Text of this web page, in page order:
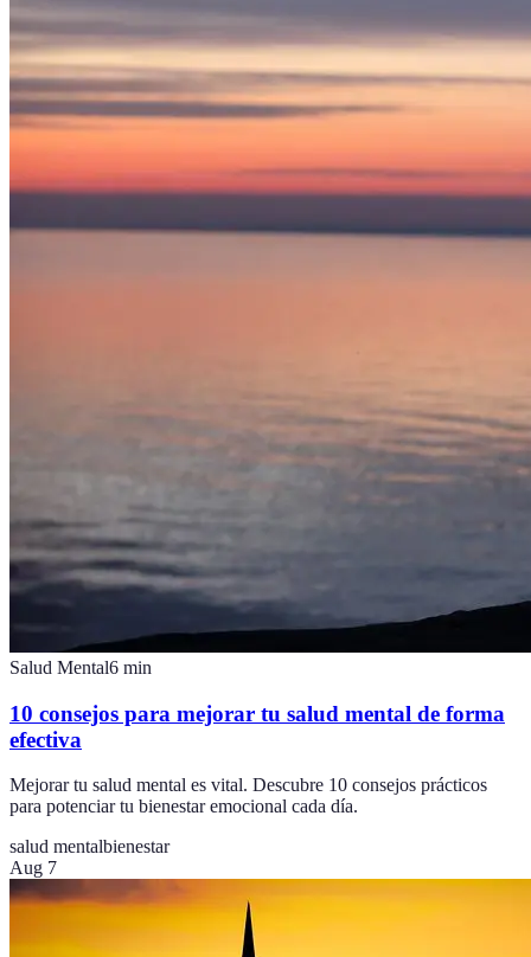
Salud Mental6 min
10 consejos para mejorar tu salud mental de forma
efectiva
Mejorar tu salud mental es vital. Descubre 10 consejos prácticos
para potenciar tu bienestar emocional cada día.
salud mentalbienestar
Aug 7